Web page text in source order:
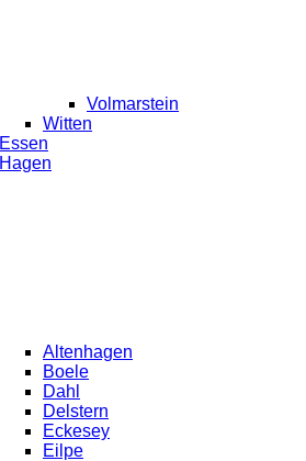
Volmarstein
Witten
Essen
Hagen
Altenhagen
Boele
Dahl
Delstern
Eckesey
Eilpe